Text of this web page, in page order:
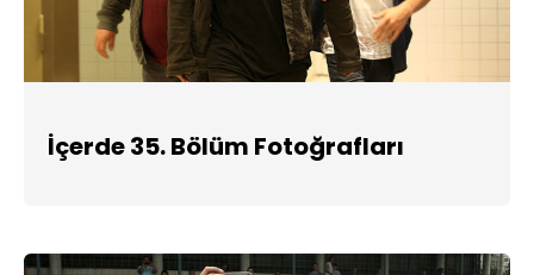
İçerde 35. Bölüm Fotoğrafları